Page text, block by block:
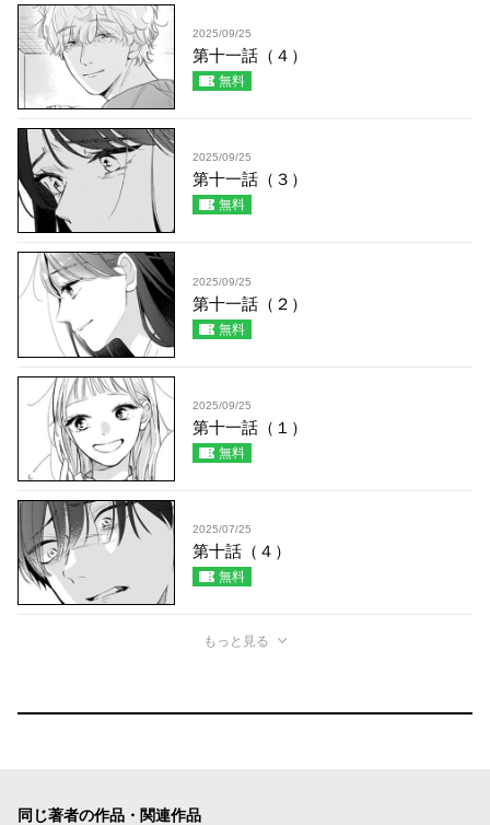
2025/09/25
第十一話（４）
無料
2025/09/25
第十一話（３）
無料
2025/09/25
第十一話（２）
無料
2025/09/25
第十一話（１）
無料
2025/07/25
第十話（４）
無料
もっと見る
同じ著者の作品・関連作品